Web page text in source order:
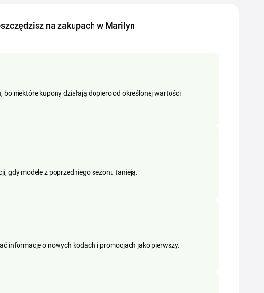
na zakupach w Marilyn
niektóre kupony działają dopiero od określonej wartości
gdy modele z poprzedniego sezonu tanieją.
informacje o nowych kodach i promocjach jako pierwszy.